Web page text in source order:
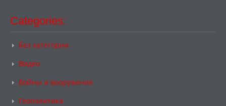
Categories:
Без категории
Видео
Войны и вооружение
Геополитика